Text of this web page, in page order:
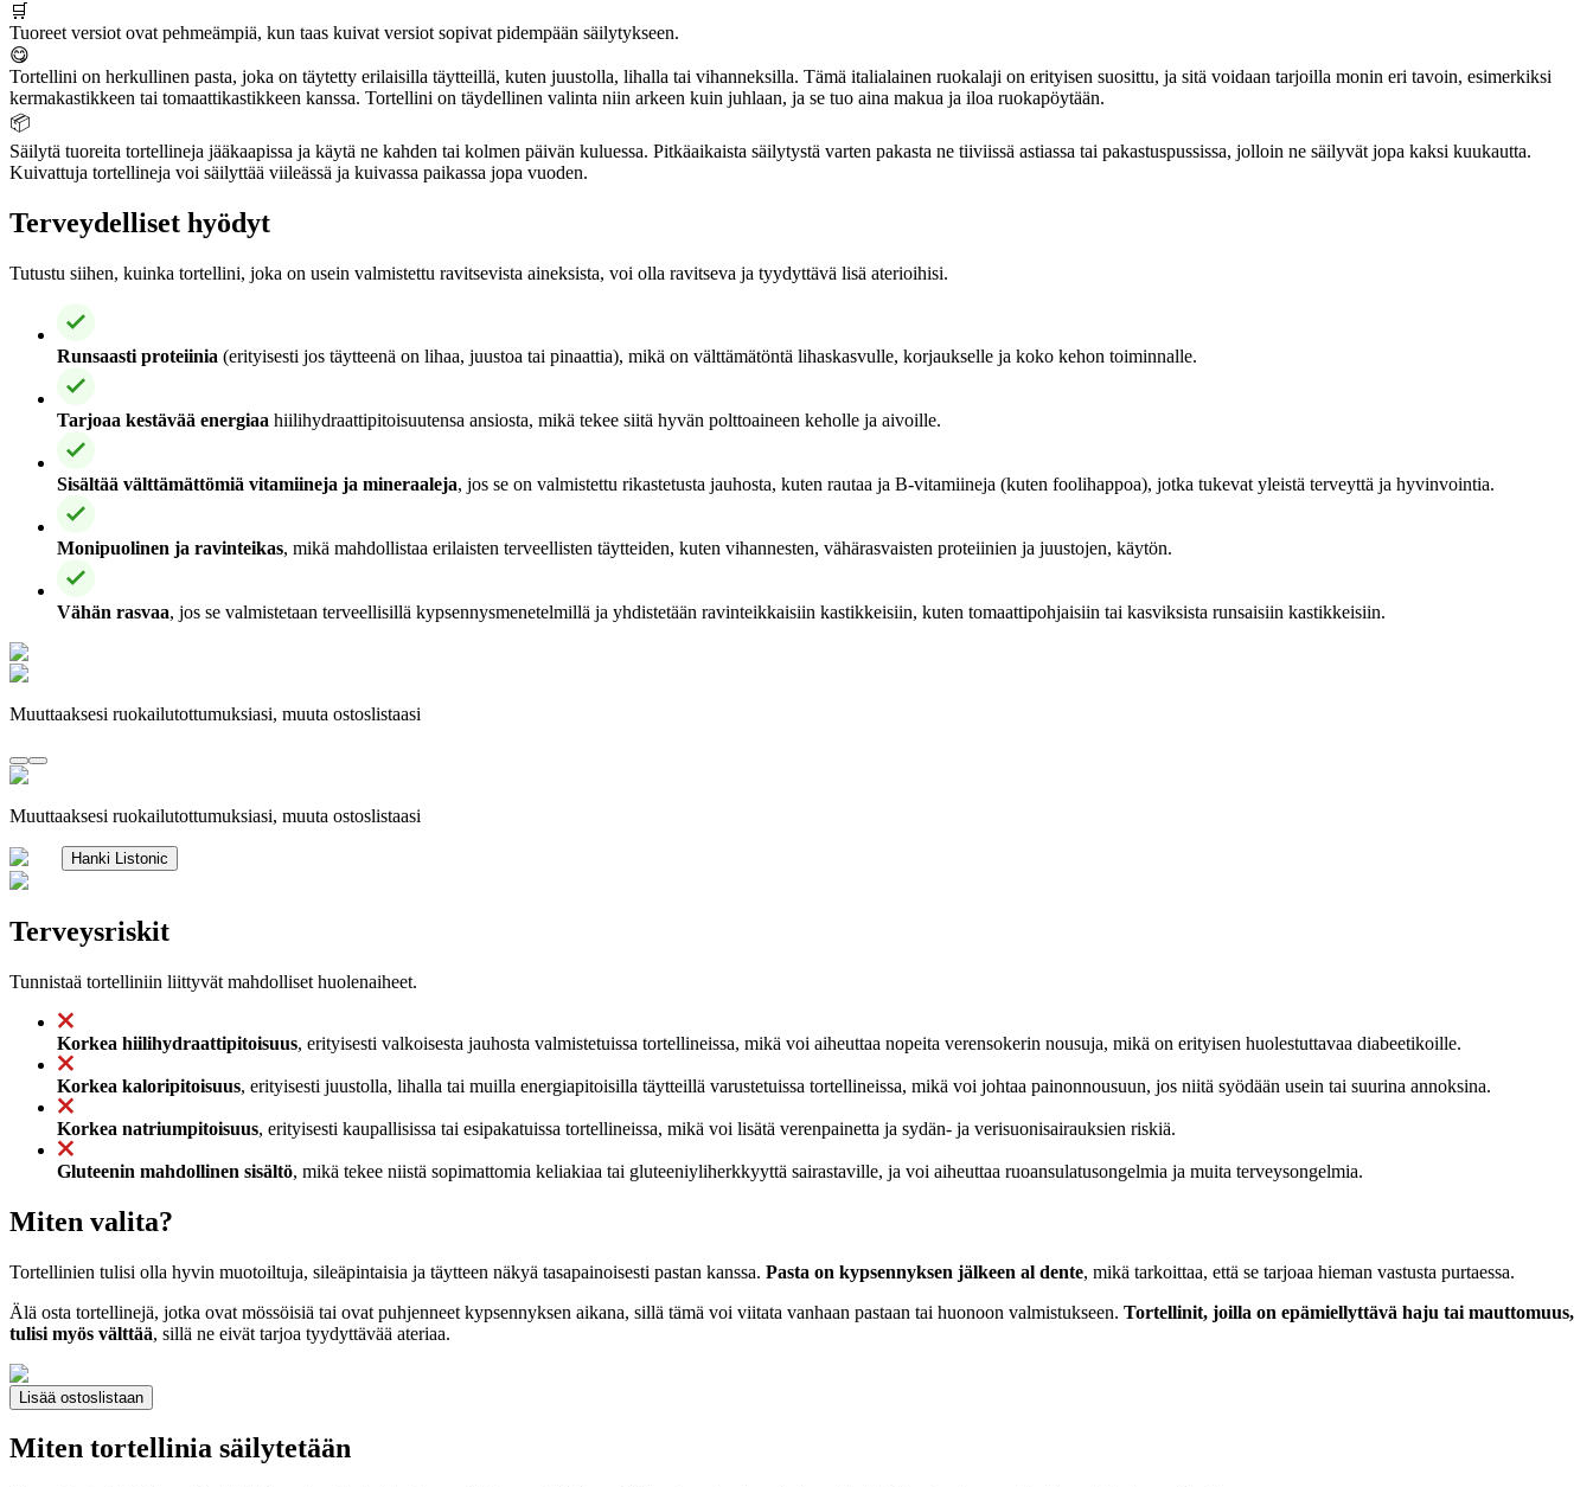
🛒
Tuoreet versiot ovat pehmeämpiä, kun taas kuivat versiot sopivat pidempään säilytykseen.
😋
Tortellini on herkullinen pasta, joka on täytetty erilaisilla täytteillä, kuten juustolla, lihalla tai vihanneksilla. Tämä italialainen ruokalaji on erityisen suosittu, ja sitä voidaan tarjoilla monin eri tavoin, esimerkiksi
kermakastikkeen tai tomaattikastikkeen kanssa. Tortellini on täydellinen valinta niin arkeen kuin juhlaan, ja se tuo aina makua ja iloa ruokapöytään.
📦
Säilytä tuoreita tortellineja jääkaapissa ja käytä ne kahden tai kolmen päivän kuluessa. Pitkäaikaista säilytystä varten pakasta ne tiiviissä astiassa tai pakastuspussissa, jolloin ne säilyvät jopa kaksi kuukautta.
Kuivattuja tortellineja voi säilyttää viileässä ja kuivassa paikassa jopa vuoden.
Terveydelliset hyödyt
Tutustu siihen, kuinka tortellini, joka on usein valmistettu ravitsevista aineksista, voi olla ravitseva ja tyydyttävä lisä aterioihisi.
Runsaasti proteiinia (erityisesti jos täytteenä on lihaa, juustoa tai pinaattia), mikä on välttämätöntä lihaskasvulle, korjaukselle ja koko kehon toiminnalle.
Tarjoaa kestävää energiaa hiilihydraattipitoisuutensa ansiosta, mikä tekee siitä hyvän polttoaineen keholle ja aivoille.
Sisältää välttämättömiä vitamiineja ja mineraaleja, jos se on valmistettu rikastetusta jauhosta, kuten rautaa ja B-vitamiineja (kuten foolihappoa), jotka tukevat yleistä terveyttä ja hyvinvointia.
Monipuolinen ja ravinteikas, mikä mahdollistaa erilaisten terveellisten täytteiden, kuten vihannesten, vähärasvaisten proteiinien ja juustojen, käytön.
Vähän rasvaa, jos se valmistetaan terveellisillä kypsennysmenetelmillä ja yhdistetään ravinteikkaisiin kastikkeisiin, kuten tomaattipohjaisiin tai kasviksista runsaisiin kastikkeisiin.
Muuttaaksesi ruokailutottumuksiasi, muuta ostoslistaasi
Muuttaaksesi ruokailutottumuksiasi, muuta ostoslistaasi
Hanki Listonic
Terveysriskit
Tunnistaä tortelliniin liittyvät mahdolliset huolenaiheet.
Korkea hiilihydraattipitoisuus, erityisesti valkoisesta jauhosta valmistetuissa tortellineissa, mikä voi aiheuttaa nopeita verensokerin nousuja, mikä on erityisen huolestuttavaa diabeetikoille.
Korkea kaloripitoisuus, erityisesti juustolla, lihalla tai muilla energiapitoisilla täytteillä varustetuissa tortellineissa, mikä voi johtaa painonnousuun, jos niitä syödään usein tai suurina annoksina.
Korkea natriumpitoisuus, erityisesti kaupallisissa tai esipakatuissa tortellineissa, mikä voi lisätä verenpainetta ja sydän- ja verisuonisairauksien riskiä.
Gluteenin mahdollinen sisältö, mikä tekee niistä sopimattomia keliakiaa tai gluteeniyliherkkyyttä sairastaville, ja voi aiheuttaa ruoansulatusongelmia ja muita terveysongelmia.
Miten valita?
Tortellinien tulisi olla hyvin muotoiltuja, sileäpintaisia ja täytteen näkyä tasapainoisesti pastan kanssa. Pasta on kypsennyksen jälkeen al dente, mikä tarkoittaa, että se tarjoaa hieman vastusta purtaessa.
Älä osta tortellinejä, jotka ovat mössöisiä tai ovat puhjenneet kypsennyksen aikana, sillä tämä voi viitata vanhaan pastaan tai huonoon valmistukseen. Tortellinit, joilla on epämiellyttävä haju tai mauttomuus,
tulisi myös välttää, sillä ne eivät tarjoa tyydyttävää ateriaa.
Lisää ostoslistaan
Miten tortellinia säilytetään